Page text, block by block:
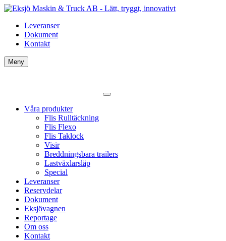
Leveranser
Dokument
Kontakt
Meny
Våra produkter
Flis Rulltäckning
Flis Flexo
Flis Taklock
Visir
Breddningsbara trailers
Lastväxlarsläp
Special
Leveranser
Reservdelar
Dokument
Eksjövagnen
Reportage
Om oss
Kontakt